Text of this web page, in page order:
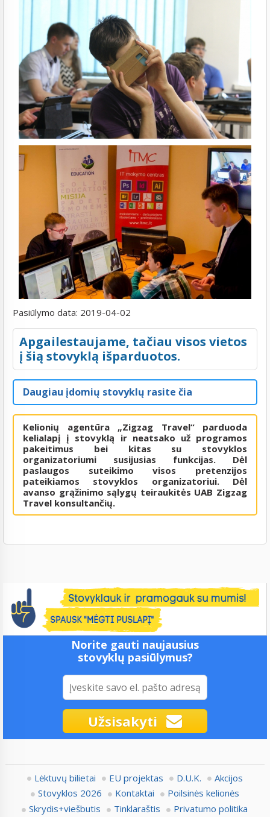
Pasiūlymo data: 2019-04-02
Apgailestaujame, tačiau visos vietos
į šią stovyklą išparduotos.
Daugiau įdomių stovyklų rasite čia
Kelionių agentūra „Zigzag Travel“ parduoda
kelialapį į stovyklą ir neatsako už programos
pakeitimus bei kitas su stovyklos
organizatoriumi susijusias funkcijas. Dėl
paslaugos suteikimo visos pretenzijos
pateikiamos stovyklos organizatoriui. Dėl
avanso grąžinimo sąlygų teiraukitės UAB Zigzag
Travel konsultančių.
Norite gauti naujausius
stovyklų pasiūlymus?
Užsisakyti
Lėktuvų bilietai EU projektas D.U.K.
Akcijos
Stovyklos 2026
Kontaktai
Poilsinės kelionės
Skrydis+viešbutis
Tinklaraštis Privatumo politika